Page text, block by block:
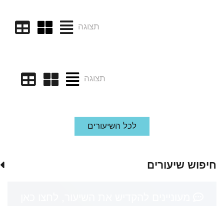
תצוגה
תצוגה
לכל השיעורים
חיפוש שיעורים